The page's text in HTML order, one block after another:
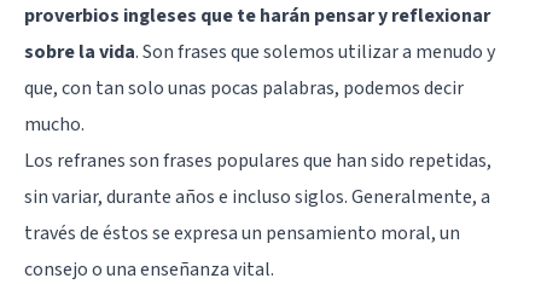
proverbios ingleses que te harán pensar y reflexionar
sobre la vida. Son frases que solemos utilizar a menudo y
que, con tan solo unas pocas palabras, podemos decir
mucho.
Los refranes son frases populares que han sido repetidas,
sin variar, durante años e incluso siglos. Generalmente, a
través de éstos se expresa un pensamiento moral, un
consejo o una enseñanza vital.